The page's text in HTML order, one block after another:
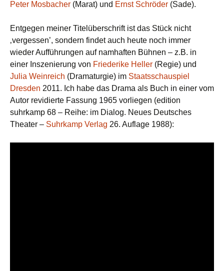
Peter Mosbacher (Marat) und Ernst Schröder (Sade).
Entgegen meiner Titelüberschrift ist das Stück nicht
‚vergessen’, sondern findet auch heute noch immer
wieder Aufführungen auf namhaften Bühnen – z.B. in
einer Inszenierung von Friederike Heller (Regie) und
Julia Weinreich (Dramaturgie) im Staatsschauspiel
Dresden 2011. Ich habe das Drama als Buch in einer vom
Autor revidierte Fassung 1965 vorliegen (edition
suhrkamp 68 – Reihe: im Dialog. Neues Deutsches
Theater – Suhrkamp Verlag 26. Auflage 1988):